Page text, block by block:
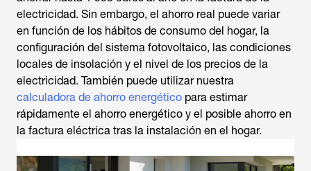
electricidad. Sin embargo, el ahorro real puede variar
en función de los hábitos de consumo del hogar, la
configuración del sistema fotovoltaico, las condiciones
locales de insolación y el nivel de los precios de la
electricidad. También puede utilizar nuestra
calculadora de ahorro energético para estimar
rápidamente el ahorro energético y el posible ahorro en
la factura eléctrica tras la instalación en el hogar.